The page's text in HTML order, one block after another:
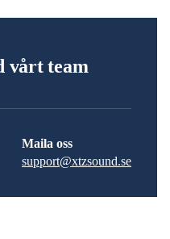
vårt team
Maila oss
support@xtzsound.se